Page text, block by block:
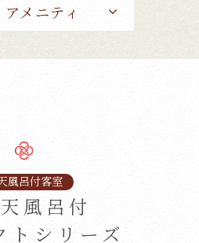
メニティ
風呂付客室
風呂付
トシリーズ